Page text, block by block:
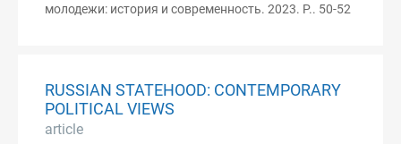
молодежи: история и современность. 2023. P.. 50-52
RUSSIAN STATEHOOD: CONTEMPORARY
POLITICAL VIEWS
article